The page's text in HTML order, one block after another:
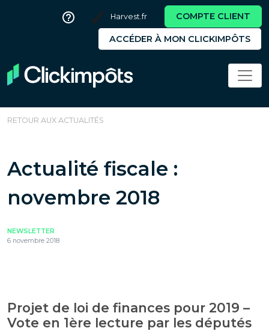
Harvest.fr COMPTE CLIENT
ACCÉDER À MON CLICKIMPÔTS
RETOUR AUX ACTUALITÉS
Actualité fiscale :
novembre 2018
NEWSLETTER
6 novembre 2018
Projet de loi de finances pour 2019 –
Vote en 1ère lecture par les députés